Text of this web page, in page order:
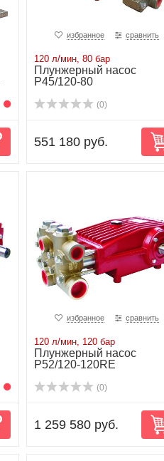
избранное сравнить
120 л/мин, 80 бар
Плунжерный насос
P45/120-80
(0)
551 180 руб.
избранное сравнить
120 л/мин, 120 бар
Плунжерный насос
P52/120-120RE
(0)
1 259 580 руб.